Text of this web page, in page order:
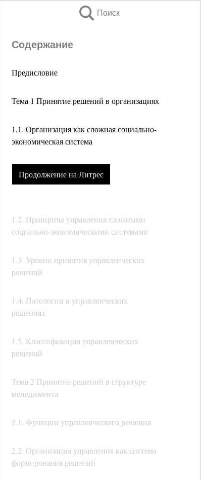
Поиск
Содержание
Предисловие
Тема 1 Принятие решений в организациях
1.1. Организация как сложная социально-
экономическая система
Продолжение на Литрес
1.2. Принципы управления сложными
социально-экономическими системами
1.3. Уровни принятия управленческих
решений
1.4. Патологии в управленческих
решениях
1.5. Классификация управленческих
решений
Тема 2 Принятие решений в структуре
менеджмента
2.1. Функции управленческого решения
2.2. Организация управления как система
формирования решений